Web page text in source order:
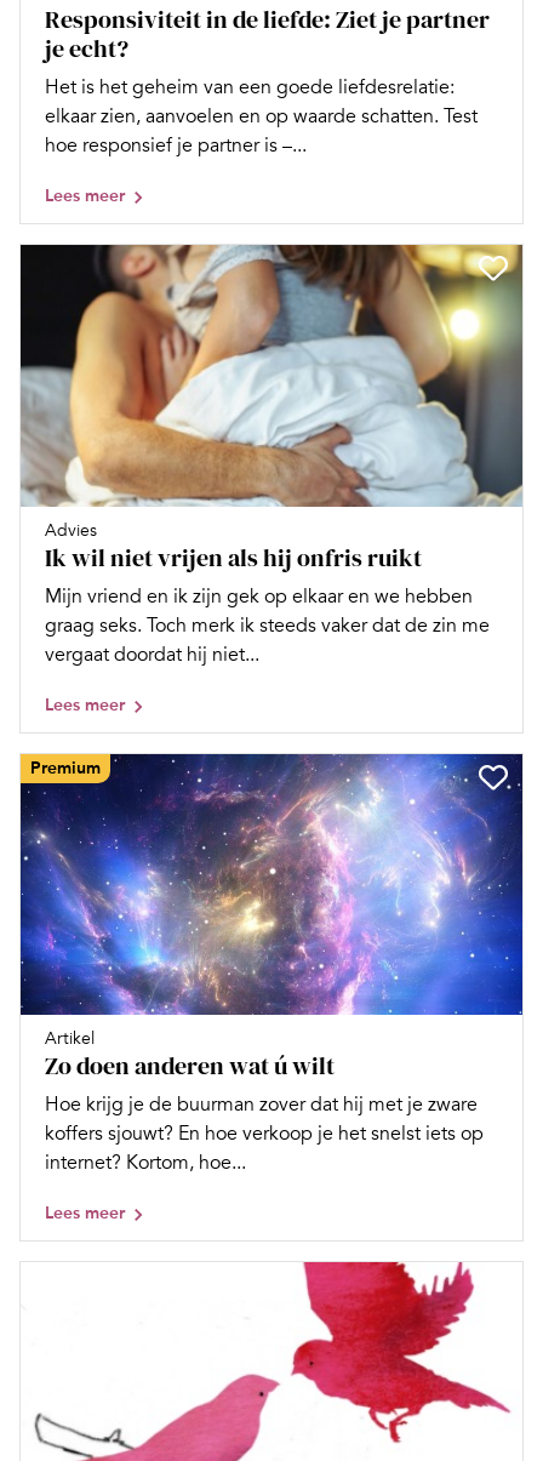
Responsiviteit in de liefde: Ziet je partner
je echt?
Het is het geheim van een goede liefdesrelatie:
elkaar zien, aanvoelen en op waarde schatten. Test
hoe responsief je partner is –...
Lees meer
Advies
Ik wil niet vrijen als hij onfris ruikt
Mijn vriend en ik zijn gek op elkaar en we hebben
graag seks. Toch merk ik steeds vaker dat de zin me
vergaat doordat hij niet...
Lees meer
Premium
Artikel
Zo doen anderen wat ú wilt
Hoe krijg je de buurman zover dat hij met je zware
koffers sjouwt? En hoe verkoop je het snelst iets op
internet? Kortom, hoe...
Lees meer